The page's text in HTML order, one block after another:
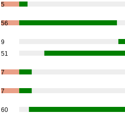
5
56
9
51
7
7
60